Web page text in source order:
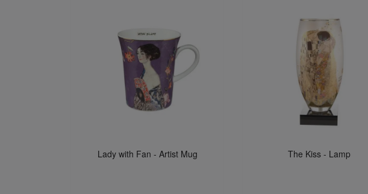
Lady with Fan - Artist Mug The Kiss - Lamp